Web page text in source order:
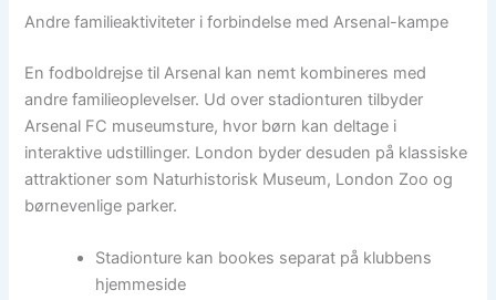
Andre familieaktiviteter i forbindelse med Arsenal-kampe
En fodboldrejse til Arsenal kan nemt kombineres med
andre familieoplevelser. Ud over stadionturen tilbyder
Arsenal FC museumsture, hvor børn kan deltage i
interaktive udstillinger. London byder desuden på klassiske
attraktioner som Naturhistorisk Museum, London Zoo og
børnevenlige parker.
Stadionture kan bookes separat på klubbens
hjemmeside